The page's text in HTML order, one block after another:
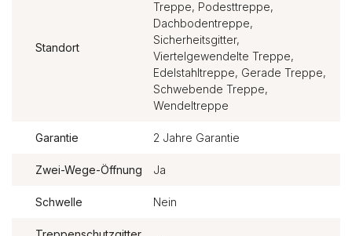
Standort
Treppe, Podesttreppe,
Dachbodentreppe,
Sicherheitsgitter,
Viertelgewendelte Treppe,
Edelstahltreppe, Gerade Treppe,
Schwebende Treppe,
Wendeltreppe
Garantie 2 Jahre Garantie
Zwei-Wege-Öffnung Ja
Schwelle Nein